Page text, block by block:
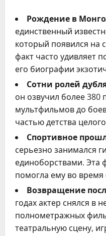
Рождение в
единственный
который появился на
факт часто удивляет
его биографии
Сотни ролей
он озвучил более 380
мультфильмов до
частью детства
Спортивное
серьезно занимался
единоборствами. Эта
помогла ему во
Возвращение
годах актер снялся в
полнометражных
театральную сцену,